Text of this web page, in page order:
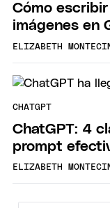
Cómo
imágenes en
ELIZABETH
CHATGPT
ChatGPT: 4
prompt
ELIZABETH